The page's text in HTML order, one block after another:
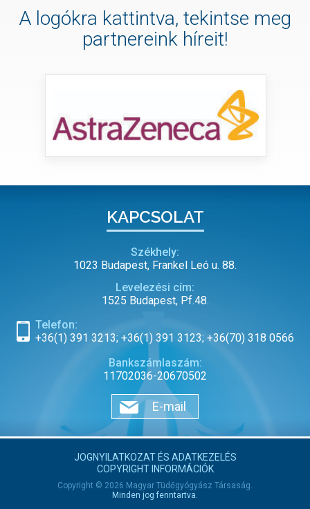
A logókra kattintva, tekintse meg
partnereink híreit!
KAPCSOLAT
Székhely:
1023 Budapest, Frankel Leó u. 88.
Levelezési cím:
1525 Budapest, Pf.48.
Telefon:
+36(1) 391 3213; +36(1) 391 3123; +36(70) 318 0566
Bankszámlaszám:
11702036-20670502
E-mail
JOGNYILATKOZAT ÉS ADATKEZELÉS
COPYRIGHT INFORMÁCIÓK
Copyright © 2026 Magyar Tüdőgyógyász Társaság.
Minden jog fenntartva.